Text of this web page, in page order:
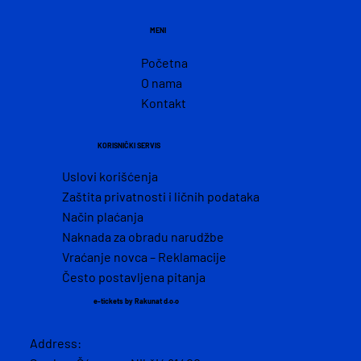
MENI
Početna
O nama
Kontakt
KORISNIČKI SERVIS
Uslovi korišćenja
Zaštita privatnosti i ličnih podataka
Način plaćanja
Naknada za obradu narudžbe
Vraćanje novca – Reklamacije
Često postavljena pitanja
e-tickets by Rakunat d.o.o
Address: